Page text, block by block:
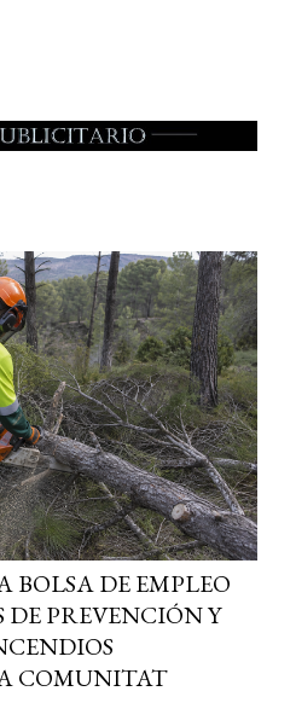
BOLSA DE EMPLEO
PREVENCIÓN Y
COMUNITAT